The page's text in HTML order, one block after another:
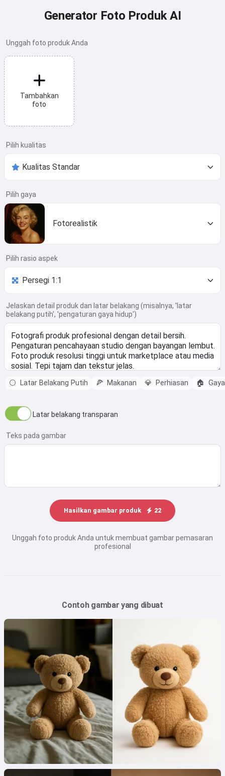
Generator Foto Produk AI
Unggah foto produk Anda
Tambahkan
foto
Pilih kualitas
Pilih gaya
Fotorealistik
Pilih rasio aspek
Jelaskan detail produk dan latar belakang (misalnya, 'latar
belakang putih', 'pengaturan gaya hidup')
⚪ Latar Belakang Putih 🍕 Makanan 💎 Perhiasan 🏠
Latar belakang transparan
Teks pada gambar
Hasilkan gambar produk 22
Unggah foto produk Anda untuk membuat gambar pemasaran
profesional
Contoh gambar yang dibuat